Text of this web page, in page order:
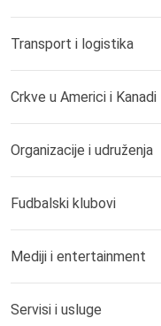
Transport i logistika
Crkve u Americi i Kanadi
Organizacije i udruženja
Fudbalski klubovi
Mediji i entertainment
Servisi i usluge